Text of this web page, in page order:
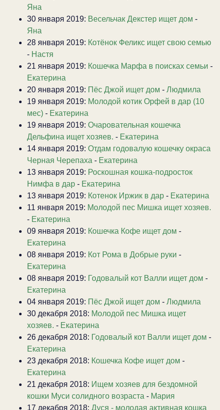
Яна
30 января 2019: Весельчак Декстер ищет дом -
Яна
28 января 2019: Котёнок Феликс ищет свою семью
- Настя
21 января 2019: Кошечка Марфа в поисках семьи -
Екатерина
20 января 2019: Пёс Джой ищет дом - Людмила
19 января 2019: Молодой котик Орфей в дар (10
мес) - Екатерина
19 января 2019: Очаровательная кошечка
Дельфина ищет хозяев. - Екатерина
14 января 2019: Отдам годовалую кошечку окраса
Черная Черепаха - Екатерина
13 января 2019: Роскошная кошка-подросток
Нимфа в дар - Екатерина
13 января 2019: Котенок Иржик в дар - Екатерина
11 января 2019: Молодой пес Мишка ищет хозяев.
- Екатерина
09 января 2019: Кошечка Кофе ищет дом -
Екатерина
08 января 2019: Кот Рома в Добрые руки -
Екатерина
08 января 2019: Годовалый кот Валли ищет дом -
Екатерина
04 января 2019: Пёс Джой ищет дом - Людмила
30 декабря 2018: Молодой пес Мишка ищет
хозяев. - Екатерина
26 декабря 2018: Годовалый кот Валли ищет дом -
Екатерина
23 декабря 2018: Кошечка Кофе ищет дом -
Екатерина
21 декабря 2018: Ищем хозяев для бездомной
кошки Муси солидного возраста - Мария
17 декабря 2018: Дуся - молодая активная кошка